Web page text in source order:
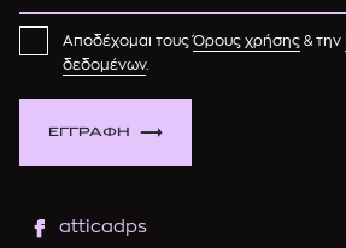
ΕΓΓΡΑΦΗ
Αποδέχομαι τουςΌρους χρήσης & την
δεδομένων.
atticadps